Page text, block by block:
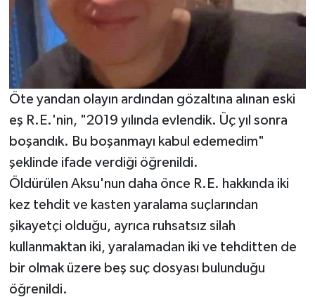
Öte yandan olayın ardından gözaltına alınan eski
eş R.E.'nin, "2019 yılında evlendik. Üç yıl sonra
boşandık. Bu boşanmayı kabul edemedim"
şeklinde ifade verdiği öğrenildi.
Öldürülen Aksu'nun daha önce R.E. hakkında iki
kez tehdit ve kasten yaralama suçlarından
şikayetçi olduğu, ayrıca ruhsatsız silah
kullanmaktan iki, yaralamadan iki ve tehditten de
bir olmak üzere beş suç dosyası bulunduğu
öğrenildi.